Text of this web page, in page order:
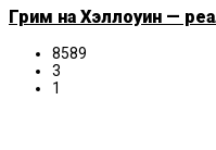
Грим на Хэллоуин —
8589
3
1